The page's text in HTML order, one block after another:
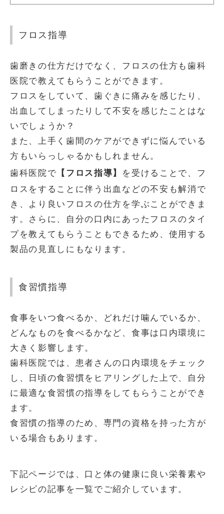
フロス指導
歯磨きの仕方だけでなく、フロスの仕方も歯科
医院で教えてもらうことができます。
フロスをしていて、歯ぐきに痛みを感じたり、
出血してしまったりして不安を感じたことはな
いでしょうか？
また、上手く歯間のケアができずに悩んでいる
方もいらっしゃるかもしれません。
歯科医院で 【フロス指導】
を受けることで、フ
ロスをすることに伴う出血などの不安も解消で
き、より良いフロスの仕方を学ぶことができま
す。さらに、自分の口内にあったフロスのタイ
プを教えてもらうこともできるため、使用する
製品の見直しにもなります。
食習慣指導
食事をいつ食べるか、どれだけ噛んでいるか、
どんなものを食べるかなど、食事は口内環境に
大きく影響します。
歯科医院では、患者さんの口内環境をチェック
し、日頃の食習慣をヒアリングした上で、自分
に最適な食習慣の指導をしてもらうことができ
ます。
食習慣の指導のため、専門の資格を持った方が
いる場合もあります。
下記ページでは、口と体の健康に良い栄養素や
レシピの記事を一覧でご紹介しています。